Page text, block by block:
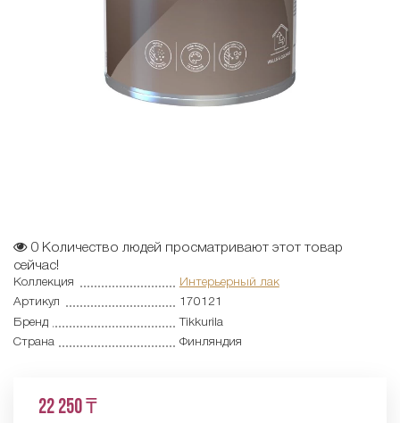
0 Количество людей просматривают этот товар
сейчас!
Коллекция
Интерьерный лак
Артикул
170121
Бренд
Tikkurila
Страна
Финляндия
22 250 ₸